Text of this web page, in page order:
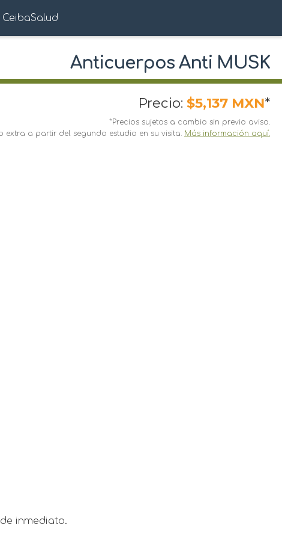
CeibaSalud
Anticuerpos Anti MUSK
Precio: $5,137 MXN*
*Precios sujetos a cambio sin previo aviso.
extra a partir del segundo estudio en su visita. Más información aquí.
inmediato.